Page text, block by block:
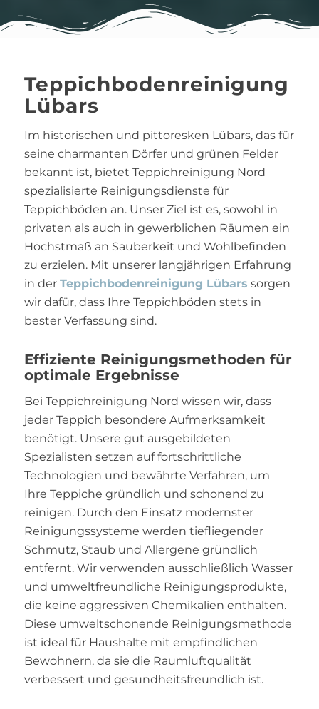
Teppichbodenreinigung
Lübars
Im historischen und pittoresken Lübars, das für
seine charmanten Dörfer und grünen Felder
bekannt ist, bietet Teppichreinigung Nord
spezialisierte Reinigungsdienste für
Teppichböden an. Unser Ziel ist es, sowohl in
privaten als auch in gewerblichen Räumen ein
Höchstmaß an Sauberkeit und Wohlbefinden
zu erzielen. Mit unserer langjährigen Erfahrung
in der Teppichbodenreinigung Lübars sorgen
wir dafür, dass Ihre Teppichböden stets in
bester Verfassung sind.
Effiziente Reinigungsmethoden für
optimale Ergebnisse
Bei Teppichreinigung Nord wissen wir, dass
jeder Teppich besondere Aufmerksamkeit
benötigt. Unsere gut ausgebildeten
Spezialisten setzen auf fortschrittliche
Technologien und bewährte Verfahren, um
Ihre Teppiche gründlich und schonend zu
reinigen. Durch den Einsatz modernster
Reinigungssysteme werden tiefliegender
Schmutz, Staub und Allergene gründlich
entfernt. Wir verwenden ausschließlich Wasser
und umweltfreundliche Reinigungsprodukte,
die keine aggressiven Chemikalien enthalten.
Diese umweltschonende Reinigungsmethode
ist ideal für Haushalte mit empfindlichen
Bewohnern, da sie die Raumluftqualität
verbessert und gesundheitsfreundlich ist.